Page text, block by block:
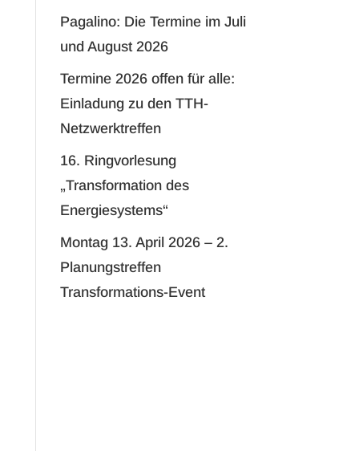
Pagalino: Die Termine im Juli
und August 2026
Termine 2026 offen für alle:
Einladung zu den TTH-
Netzwerktreffen
16. Ringvorlesung
„Transformation des
Energiesystems“
Montag 13. April 2026 – 2.
Planungstreffen
Transformations-Event